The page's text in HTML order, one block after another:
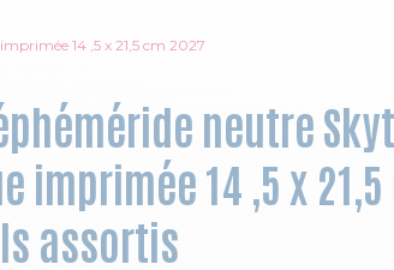
14 ,5 x 21,5 cm 2027
neutre
imprimée 14 ,5 x
assortis